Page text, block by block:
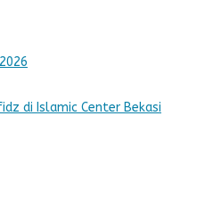
di Islamic Center Bekasi